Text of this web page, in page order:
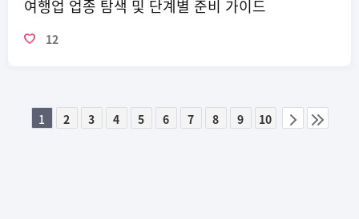
여행업 업종 탐색 및 단계별 준비 가이드
12
1 2 3 4 5 6 7 8 9
10
이전 다음